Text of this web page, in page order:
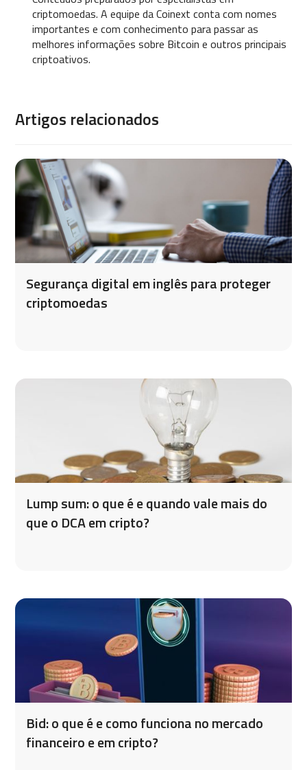
criptomoedas. A equipe da Coinext conta com nomes
importantes e com conhecimento para passar as
melhores informações sobre Bitcoin e outros principais
criptoativos.
Artigos relacionados
Segurança digital em inglês para proteger
criptomoedas
Lump sum: o que é e quando vale mais do
que o DCA em cripto?
Bid: o que é e como funciona no mercado
financeiro e em cripto?